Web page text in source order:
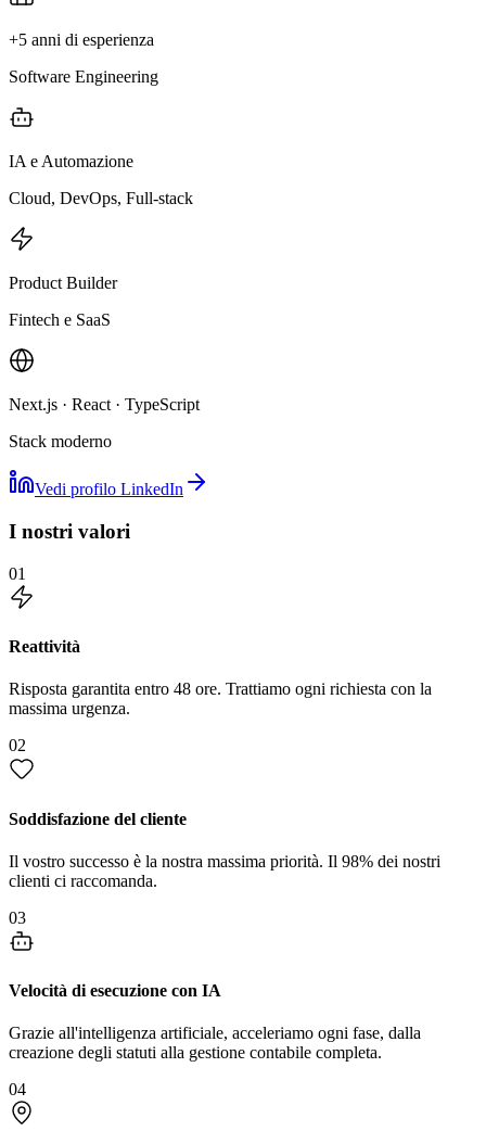
+5 anni di esperienza
Software Engineering
IA e Automazione
Cloud, DevOps, Full-stack
Product Builder
Fintech e SaaS
Next.js · React · TypeScript
Stack moderno
Vedi profilo LinkedIn
I nostri valori
01
Reattività
Risposta garantita entro 48 ore. Trattiamo ogni richiesta con la
massima urgenza.
02
Soddisfazione del cliente
Il vostro successo è la nostra massima priorità. Il 98% dei nostri
clienti ci raccomanda.
03
Velocità di esecuzione con IA
Grazie all'intelligenza artificiale, acceleriamo ogni fase, dalla
creazione degli statuti alla gestione contabile completa.
04